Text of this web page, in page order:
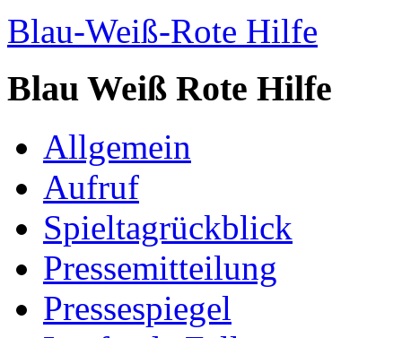
Blau-Weiß-Rote Hilfe
Blau Weiß Rote Hilfe
Allgemein
Aufruf
Spieltagrückblick
Pressemitteilung
Pressespiegel